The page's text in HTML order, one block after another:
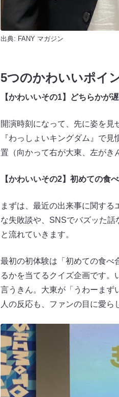
出典: FANY マガジン
5つのかわいいポイ
【かわいいその1】どちらかが
開演時刻になって、先に姿を見
『わっしょいキングダム』で
置（向かって右が大東、左がき
【かわいいその2】 初めての食
まずは、最近の出来事に関す
な失敗談や、SNSでバズッた話
と流れていきます。
最初の初体験は「初めての食べ
るかを当てるクイズ企画です。
言うきん。大東が「うわーまず
人の反応も、ファンの目に愛ら